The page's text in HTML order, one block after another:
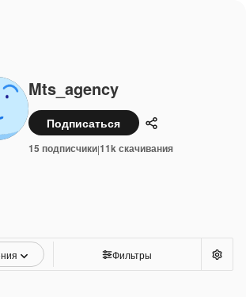
Mts_agency
Подписаться Поделиться
15 подписчики|11k скачивания
Фильтры